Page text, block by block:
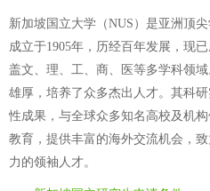
新加坡国立大学（NUS）是亚洲顶
成立于1905年，历经百年发展，现
盖文、理、工、商、医等多学科领
雄厚，培养了众多杰出人才。其科
性成果，与全球众多知名高校及机
教育，提供丰富的海外交流机会，
力的领袖人才。